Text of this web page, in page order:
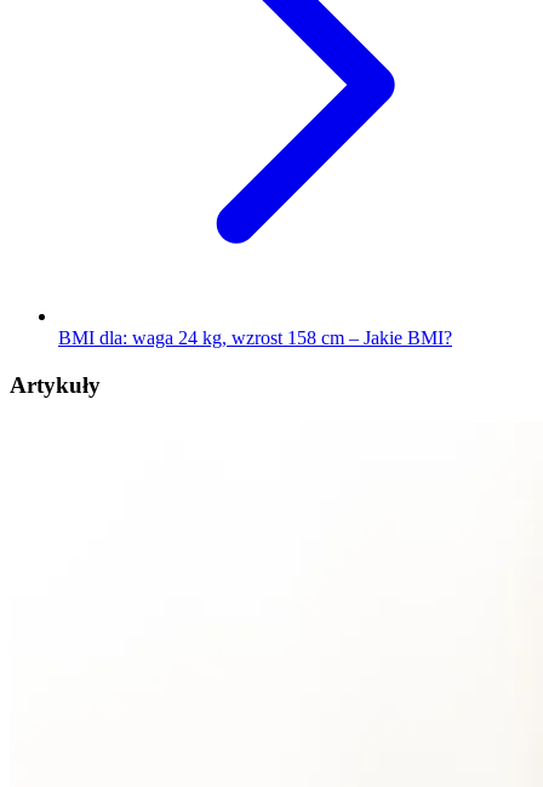
BMI dla: waga 24 kg, wzrost 158 cm – Jakie BMI?
Artykuły